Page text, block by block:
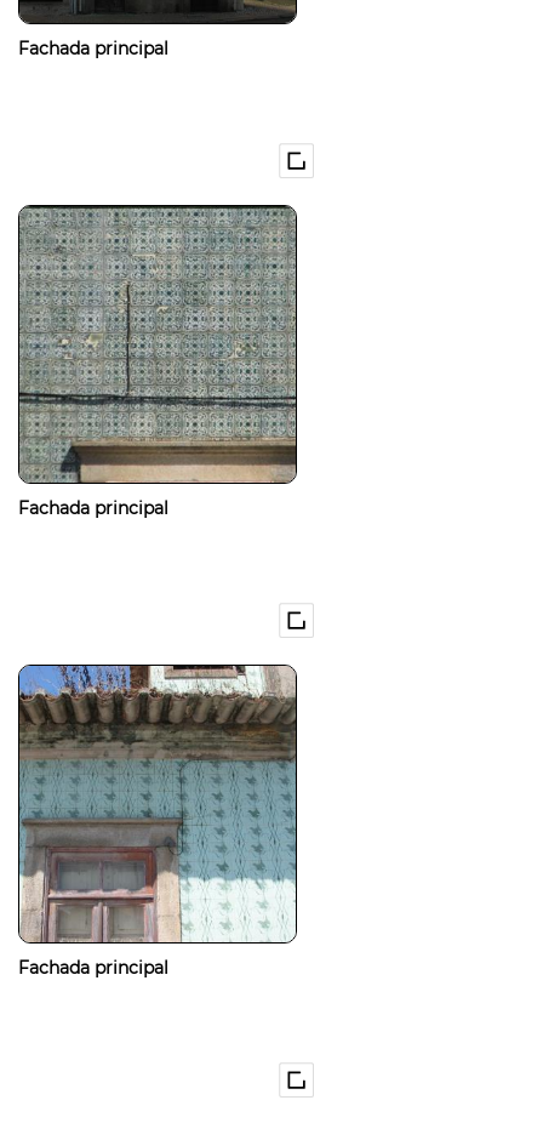
Fachada principal
Fachada principal
Fachada principal